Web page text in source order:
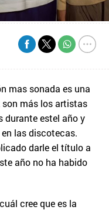
mas sonada es una
más los artistas
durante estel año y
las discotecas.
darle el título a
año no ha habido
cree que es la